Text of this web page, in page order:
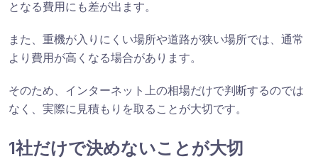
となる費用にも差が出ます。
また、重機が入りにくい場所や道路が狭い場所では、通常
より費用が高くなる場合があります。
そのため、インターネット上の相場だけで判断するのでは
なく、実際に見積もりを取ることが大切です。
1社だけで決めないことが大切